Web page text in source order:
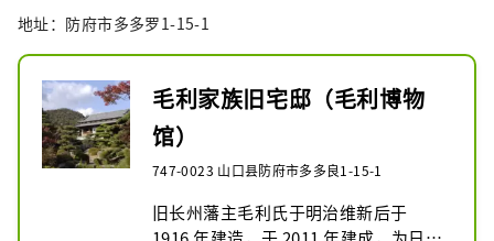
地址：防府市多多罗1-15-1
毛利家族旧宅邸（毛利博物
馆）
747-0023 山口县防府市多多良1-15-1
旧长州藩主毛利氏于明治维新后于